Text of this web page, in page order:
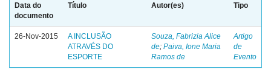
Data do
documento
Título Autor(es) Tipo
26-Nov-2015
A INCLUSÃO
ATRAVÉS DO
ESPORTE
Souza, Fabrizia Alice
de; Paiva, Ione Maria
Ramos de
Artigo
de
Evento